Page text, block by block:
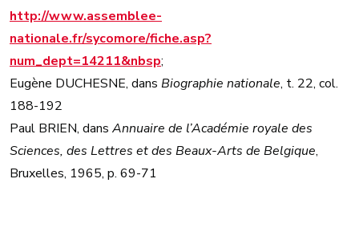
http://www.assemblee-
nationale.fr/sycomore/fiche.asp?
num_dept=14211&nbsp;
Eugène DUCHESNE, dans Biographie nationale, t. 22, col.
188-192
Paul BRIEN, dans Annuaire de l’Académie royale des
Sciences, des Lettres et des Beaux-Arts de Belgique,
Bruxelles, 1965, p. 69-71